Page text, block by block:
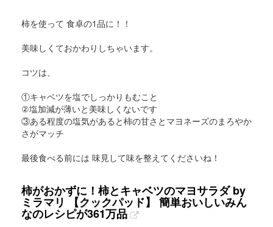
柿を使って 食卓の1品に！！
美味しくておかわりしちゃいます。
コツは、
①キャベツを塩でしっかりもむこと
②塩加減が薄いと美味しくないです
③ある程度の塩気があると柿の甘さとマヨネーズのまろやか
さがマッチ
最後食べる前には 味見して味を整えてくださいね！
柿がおかずに！柿とキャベツのマヨサラダ by
ミラマリ 【クックパッド】 簡単おいしいみん
なのレシピが361万品